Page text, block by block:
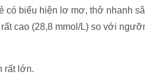
có biểu hiện lơ mơ, thở nhanh
cao (28,8 mmol/L) so với
rất lớn.